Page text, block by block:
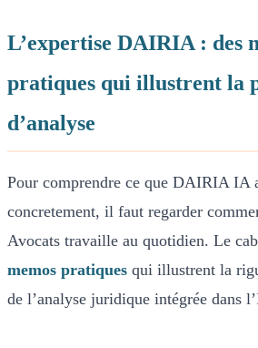
L’expertise DAIRIA : des
pratiques qui illustrent la
d’analyse
Pour comprendre ce que DAIRIA IA
concretement, il faut regarder
Avocats travaille au quotidien. Le
memos pratiques qui illustrent la
de l’analyse juridique intégrée dans